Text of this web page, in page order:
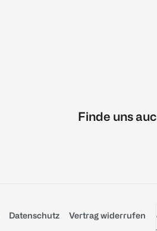
Finde uns
Datenschutz Vertrag widerrufen